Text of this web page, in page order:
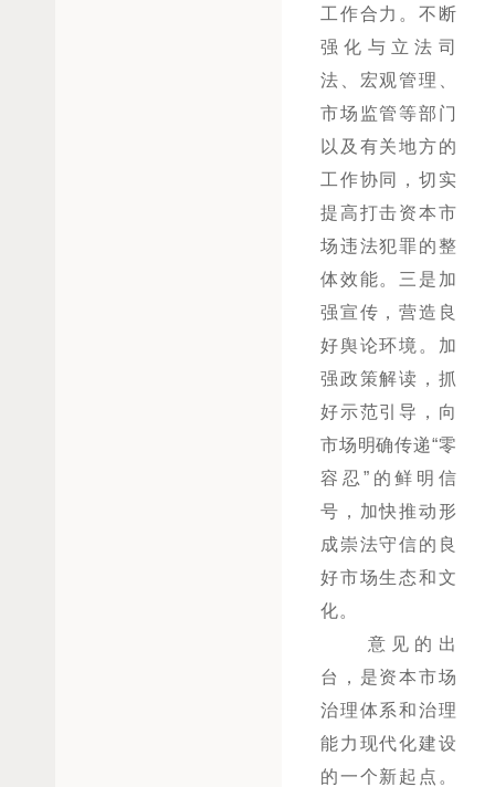
工作合力。不断
强化与立法司
法、宏观管理、
市场监管等部门
以及有关地方的
工作协同，切实
提高打击资本市
场违法犯罪的整
体效能。三是加
强宣传，营造良
好舆论环境。加
强政策解读，抓
好示范引导，向
市场明确传递“零
容忍”的鲜明信
号，加快推动形
成崇法守信的良
好市场生态和文
化。
意见的出
台，是资本市场
治理体系和治理
能力现代化建设
的一个新起点。